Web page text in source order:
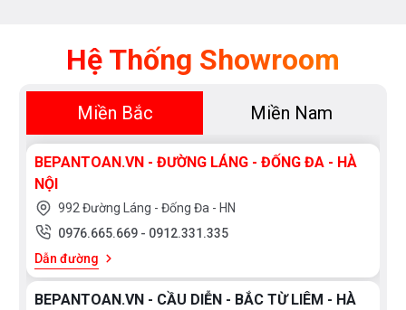
Hệ Thống Showroom
Miền Bắc Miền Nam
BEPANTOAN.VN - ĐƯỜNG LÁNG - ĐỐNG ĐA - HÀ
NỘI
992 Đường Láng - Đống Đa - HN
0976.665.669 - 0912.331.335
Dẫn đường
BEPANTOAN.VN - CẦU DIỄN - BẮC TỪ LIÊM - HÀ